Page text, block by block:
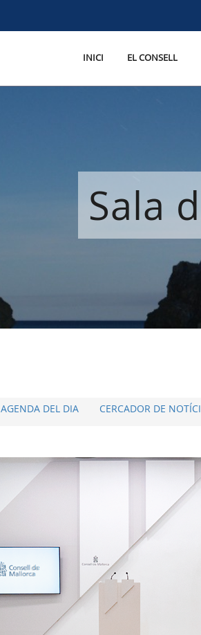
INICI EL CONSELL
Sala
AGENDA DEL DIA CERCADOR DE